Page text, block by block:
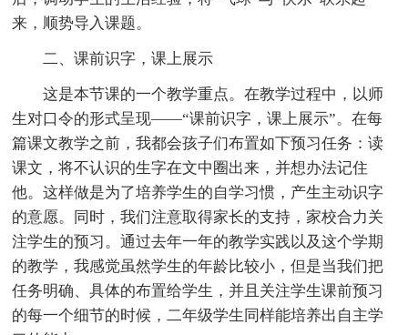
来，顺势导入课题。
二、课前识字，课上展示
这是本节课的一个教学重点。在教学过程中，以师
生对口令的形式呈现——“课前识字，课上展示”。在每
篇课文教学之前，我都会孩子们布置如下预习任务：读
课文，将不认识的生字在文中圈出来，并想办法记住
他。这样做是为了培养学生的自学习惯，产生主动识字
的意愿。同时，我们注意取得家长的支持，家校合力关
注学生的预习。通过去年一年的教学实践以及这个学期
的教学，我感觉虽然学生的年龄比较小，但是当我们把
任务明确、具体的布置给学生，并且关注学生课前预习
的每一个细节的时候，二年级学生同样能培养出自主学